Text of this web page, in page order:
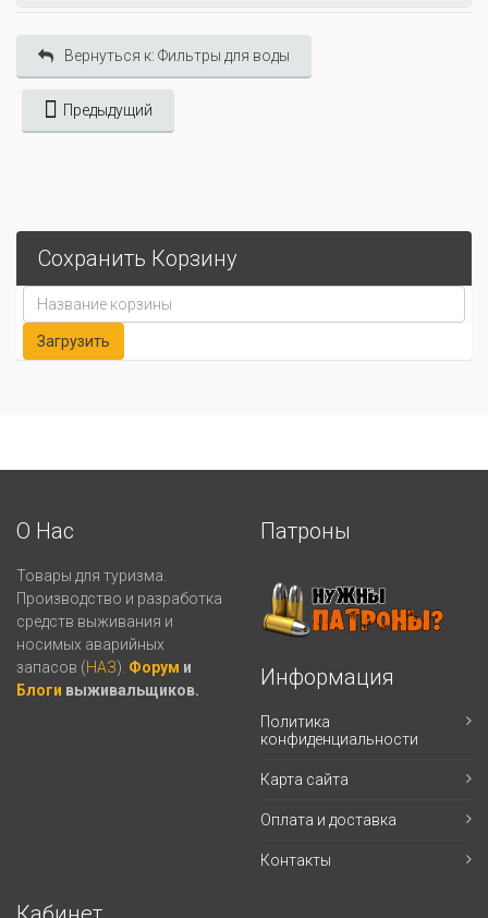
Вернуться к: Фильтры для воды
Предыдущий
Сохранить Корзину
О Нас
Товары для туризма.
Производство и разработка
средств выживания и
носимых аварийных
запасов (НАЗ). Форум и
Блоги выживальщиков.
Патроны
Информация
Политика
конфиденциальности
Карта сайта
Оплата и доставка
Контакты